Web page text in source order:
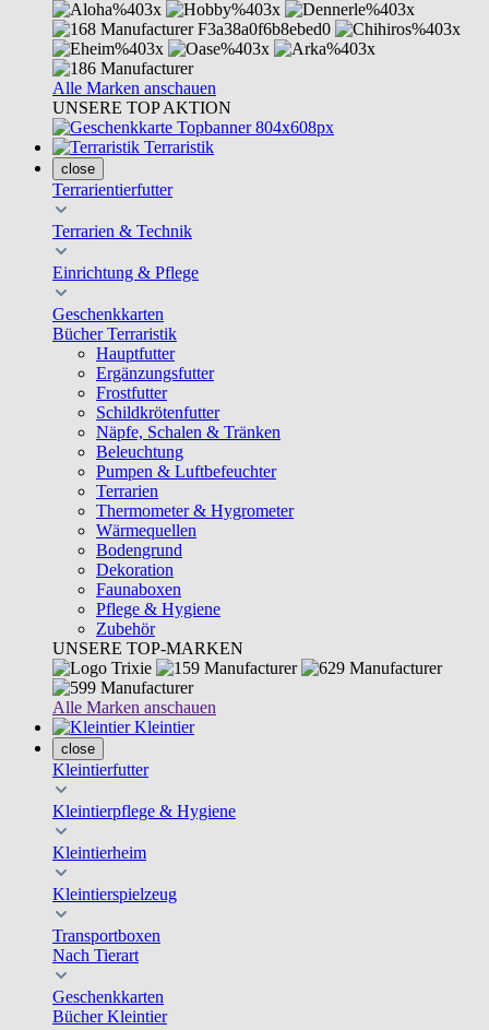
Alle Marken anschauen
UNSERE TOP AKTION
Terraristik
close
Terrarientierfutter
Terrarien & Technik
Einrichtung & Pflege
Geschenkkarten
Bücher Terraristik
Hauptfutter
Ergänzungsfutter
Frostfutter
Schildkrötenfutter
Näpfe, Schalen & Tränken
Beleuchtung
Pumpen & Luftbefeuchter
Terrarien
Thermometer & Hygrometer
Wärmequellen
Bodengrund
Dekoration
Faunaboxen
Pflege & Hygiene
Zubehör
UNSERE TOP-MARKEN
Alle Marken anschauen
Kleintier
close
Kleintierfutter
Kleintierpflege & Hygiene
Kleintierheim
Kleintierspielzeug
Transportboxen
Nach Tierart
Geschenkkarten
Bücher Kleintier